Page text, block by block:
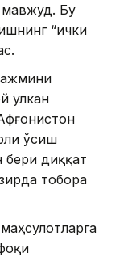
мавжуд. Бу
“ички
улкан
ўсиш
бери диққат
тобора